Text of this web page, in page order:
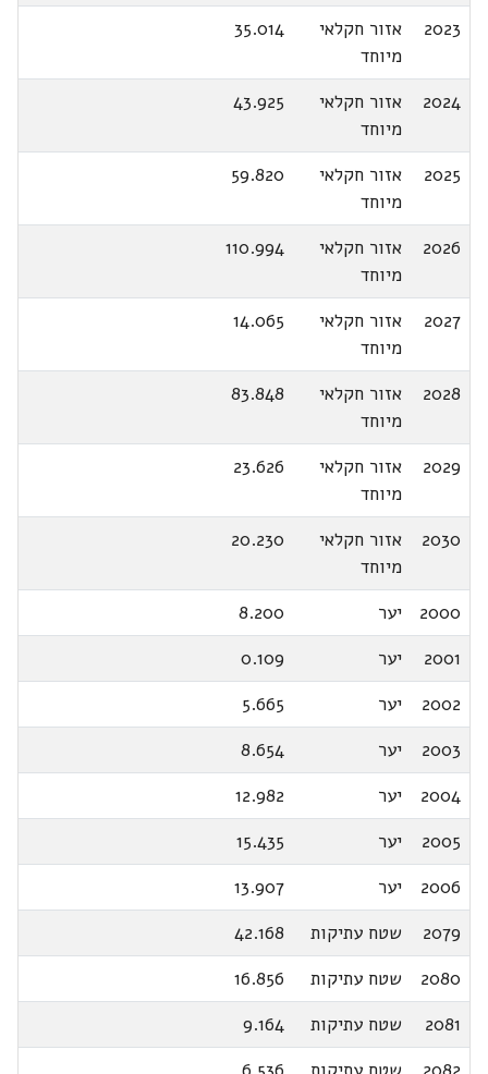
2023
אזור חקלאי
מיוחד
35.014
2024
אזור חקלאי
מיוחד
43.925
2025
אזור חקלאי
מיוחד
59.820
2026
אזור חקלאי
מיוחד
110.994
2027
אזור חקלאי
מיוחד
14.065
2028
אזור חקלאי
מיוחד
83.848
2029
אזור חקלאי
מיוחד
23.626
2030
אזור חקלאי
מיוחד
20.230
2000 יער
8.200
2001
יער
0.109
2002
יער
5.665
2003
יער
8.654
2004
יער
12.982
2005
יער
15.435
2006
יער
13.907
2079
שטח עתיקות
42.168
2080
שטח עתיקות
16.856
2081
שטח עתיקות
9.164